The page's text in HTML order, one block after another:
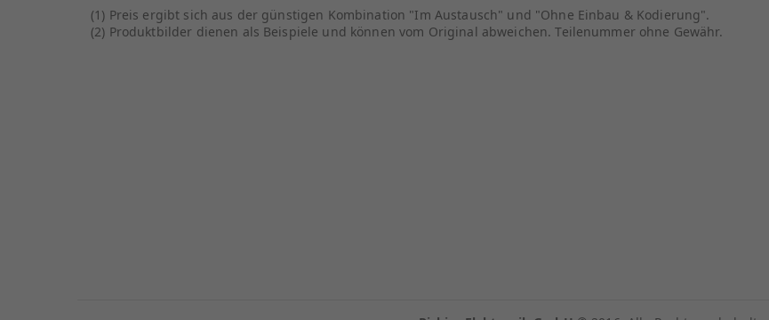
(1) Preis ergibt sich aus der günstigen Kombination "Im Austausch" und "Ohne Einbau & Kodierung".
(2) Produktbilder dienen als Beispiele und können vom Original abweichen. Teilenummer ohne Gewähr.